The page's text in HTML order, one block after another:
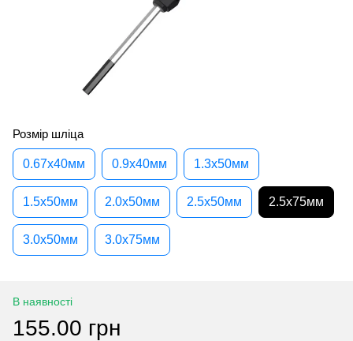
Розмір шліца
0.67x40мм 0.9x40мм 1.3x50мм
1.5x50мм 2.0x50мм 2.5x50мм 2.5x75мм
3.0x50мм 3.0x75мм
В наявності
155.00 грн